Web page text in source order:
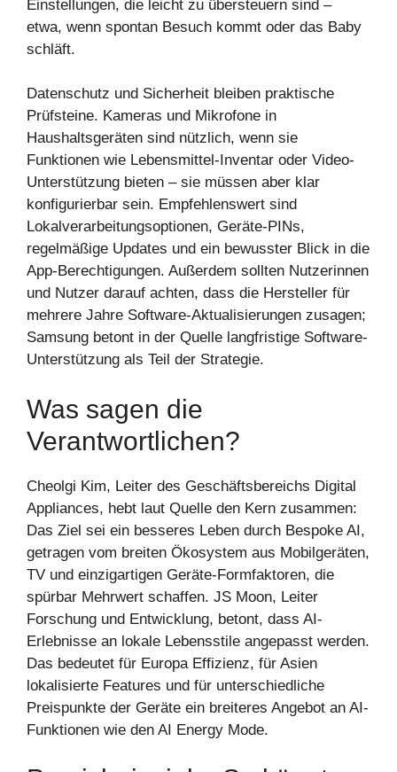
Einstellungen, die leicht zu übersteuern sind –
etwa, wenn spontan Besuch kommt oder das Baby
schläft.
Datenschutz und Sicherheit bleiben praktische
Prüfsteine. Kameras und Mikrofone in
Haushaltsgeräten sind nützlich, wenn sie
Funktionen wie Lebensmittel-Inventar oder Video-
Unterstützung bieten – sie müssen aber klar
konfigurierbar sein. Empfehlenswert sind
Lokalverarbeitungsoptionen, Geräte-PINs,
regelmäßige Updates und ein bewusster Blick in die
App-Berechtigungen. Außerdem sollten Nutzerinnen
und Nutzer darauf achten, dass die Hersteller für
mehrere Jahre Software-Aktualisierungen zusagen;
Samsung betont in der Quelle langfristige Software-
Unterstützung als Teil der Strategie.
Was sagen die
Verantwortlichen?
Cheolgi Kim, Leiter des Geschäftsbereichs Digital
Appliances, hebt laut Quelle den Kern zusammen:
Das Ziel sei ein besseres Leben durch Bespoke AI,
getragen vom breiten Ökosystem aus Mobilgeräten,
TV und einzigartigen Geräte-Formfaktoren, die
spürbar Mehrwert schaffen. JS Moon, Leiter
Forschung und Entwicklung, betont, dass AI-
Erlebnisse an lokale Lebensstile angepasst werden.
Das bedeutet für Europa Effizienz, für Asien
lokalisierte Features und für unterschiedliche
Preispunkte der Geräte ein breiteres Angebot an AI-
Funktionen wie den AI Energy Mode.